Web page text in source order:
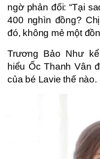
ngờ phản đối: “Tại
400 nghìn đồng?
đó, không mẻ một
Trương Bảo Như
hiểu Ốc Thanh Vân
của bé Lavie thế nào.